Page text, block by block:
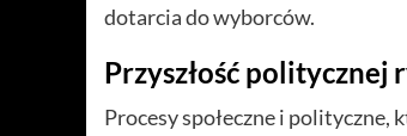
dotarcia do wyborców.
Przyszłość politycznej
Procesy społeczne i